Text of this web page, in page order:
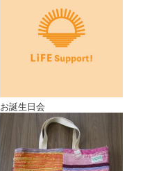
お誕生日会